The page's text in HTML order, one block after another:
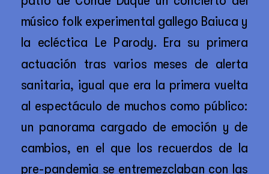
músico folk experimental gallego Baiuca y
la ecléctica Le Parody. Era su primera
actuación tras varios meses de alerta
sanitaria, igual que era la primera vuelta
al espectáculo de muchos como público:
un panorama cargado de emoción y de
cambios, en el que los recuerdos de la
pre-pandemia se entremezclaban con las